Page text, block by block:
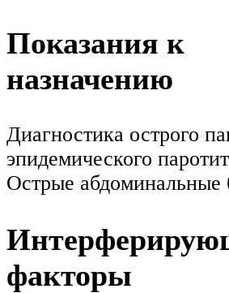
Показания к
назначению
Диагностика острого
эпидемического
Острые абдоминальные
факторы